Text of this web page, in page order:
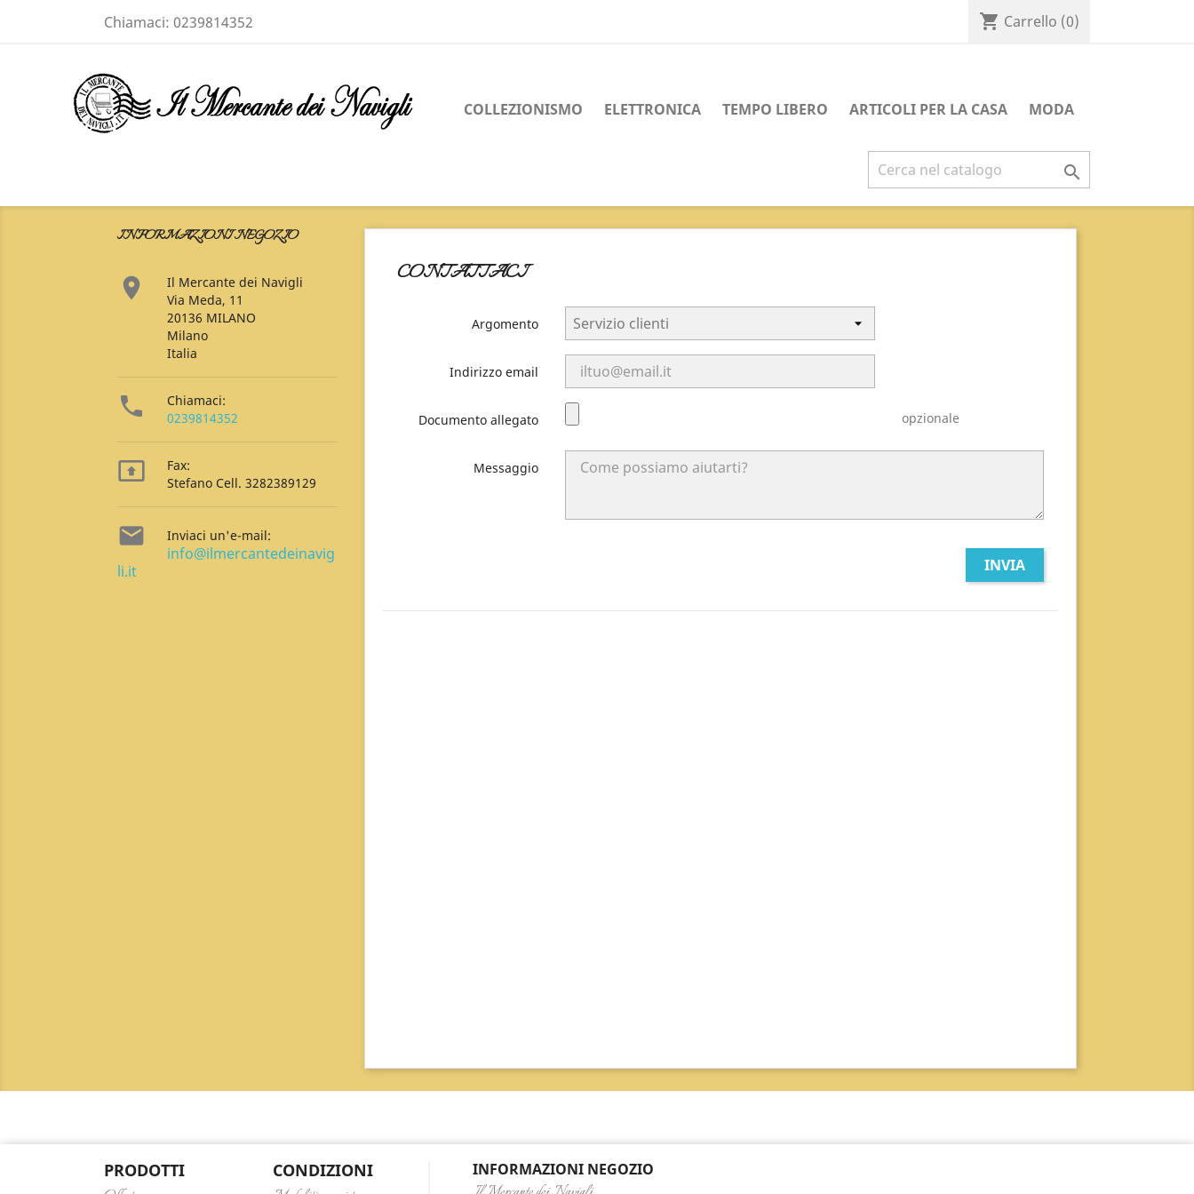
Chiamaci: 0239814352 shopping_cart Carrello (0)
COLLEZIONISMO ELETTRONICA TEMPO LIBERO ARTICOLI PER LA CASA MODA

INFORMAZIONI NEGOZIO

Il Mercante dei Navigli
Via Meda, 11
20136 MILANO
Milano
Italia

Chiamaci:
0239814352

Fax:
Stefano Cell. 3282389129
 Inviaci un'e-mail:
info@ilmercantedeinavig
li.it
CONTATTACI
Argomento
Indirizzo email
Documento allegato opzionale
Messaggio
PRODOTTI CONDIZIONI INFORMAZIONI NEGOZIO